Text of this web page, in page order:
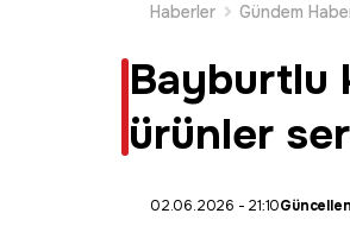
Haberler
Gündem
Bayburtlu
ürünler
02.06.2026 - 21:10